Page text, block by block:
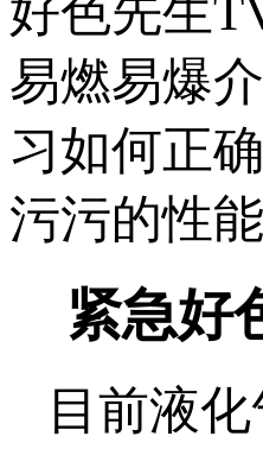
好色先生TV
易燃易爆介
习如何正
污污的性能
紧急好
目前液